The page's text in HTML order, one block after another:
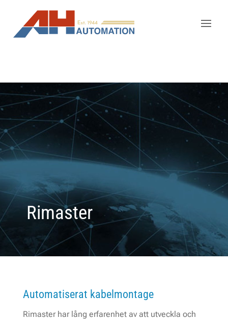
Rimaster
Automatiserat kabelmontage
Rimaster har lång erfarenhet av att utveckla och